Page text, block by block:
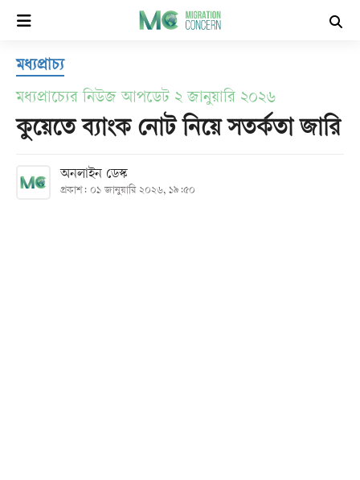
হোম
সর্বশেষ
সব
বিভাগ
মধ্যপ্রাচ্য
মধ্যপ্রাচ্যের নিউজ আপডেট ২ জানুয়ারি ২০২৬
কুয়েতে ব্যাংক নোট নিয়ে সতর্কতা জারি
অনলাইন ডেস্ক
প্রকাশ: ০১ জানুয়ারি ২০২৬, ১৯:৫০